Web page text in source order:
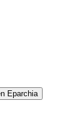
Eparchia